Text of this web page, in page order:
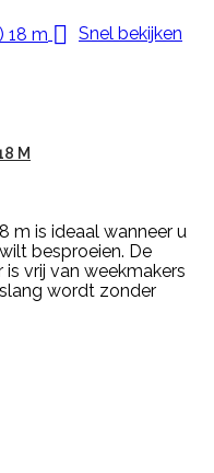
 Snel bekijken
M
m is ideaal wanneer u
besproeien. De
vrij van weekmakers
wordt zonder